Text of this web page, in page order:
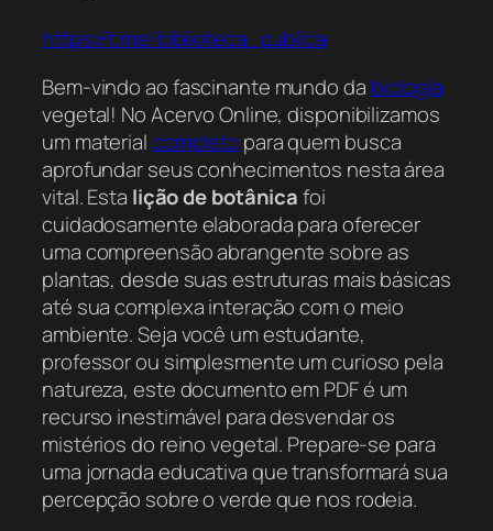
https://t.me/biblioteca_publica
Bem-vindo ao fascinante mundo da biologia
vegetal! No Acervo Online, disponibilizamos
um materialcompleto para quem busca
aprofundar seus conhecimentos nesta área
vital. Esta lição de botânicafoi
cuidadosamente elaborada para oferecer
uma compreensão abrangente sobre as
plantas, desde suas estruturas mais básicas
até sua complexa interação com o meio
ambiente. Seja você um estudante,
professor ou simplesmente um curioso pela
natureza, este documento em PDF é um
recurso inestimável para desvendar os
mistérios do reino vegetal. Prepare-se para
uma jornada educativa que transformará sua
percepção sobre o verde que nos rodeia.